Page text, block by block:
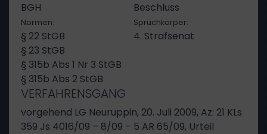
BGH Beschluss
Normen:
§ 22 StGB
§ 23 StGB
§ 315b Abs 1 Nr 3 StGB
§ 315b Abs 2 StGB
Spruchkörper:
4. Strafsenat
VERFAHRENSGANG
vorgehend LG Neuruppin, 20. Juli 2009, Az: 21 KLs
359 Js 4016/09 – 8/09 – 5 AR 65/09, Urteil